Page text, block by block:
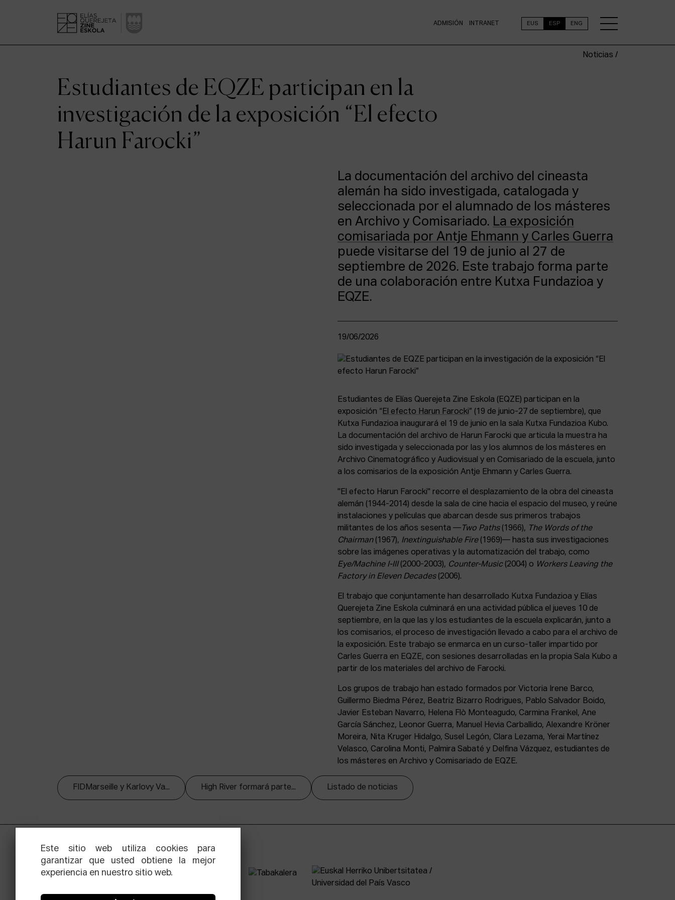
ADMISIÓN INTRANET EUS ESP ENG
Noticias /
Estudiantes de EQZE participan en la
investigación de la exposición “El efecto
Harun Farocki”
La documentación del archivo del cineasta
alemán ha sido investigada, catalogada y
seleccionada por el alumnado de los másteres
en Archivo y Comisariado. La exposición
comisariada por Antje Ehmann y Carles Guerra
puede visitarse del 19 de junio al 27 de
septiembre de 2026. Este trabajo forma parte
de una colaboración entre Kutxa Fundazioa y
EQZE.
19/06/2026
Estudiantes de Elías Querejeta Zine Eskola (EQZE) participan en la
exposición “ El efecto Harun Farocki” (19 de junio-27 de septiembre), que
Kutxa Fundazioa inaugurará el 19 de junio en la sala Kutxa Fundazioa Kubo.
La documentación del archivo de Harun Farocki que articula la muestra ha
sido investigada y seleccionada por las y los alumnos de los másteres en
Archivo Cinematográfico y Audiovisual y en Comisariado de la escuela, junto
a los comisarios de la exposición Antje Ehmann y Carles Guerra.
"El efecto Harun Farocki" recorre el desplazamiento de la obra del cineasta
alemán (1944-2014) desde la sala de cine hacia el espacio del museo, y reúne
instalaciones y películas que abarcan desde sus primeros trabajos
militantes de los años sesenta — Two Paths(1966), The Words of the
Chairman(1967), Inextinguishable Fire(1969)— hasta sus investigaciones
sobre las imágenes operativas y la automatización del trabajo, como
Eye/Machine I-III(2000-2003), Counter-Music(2004) o
Workers Leaving the
Factory in Eleven Decades(2006).
El trabajo que conjuntamente han desarrollado Kutxa Fundazioa y Elías
Querejeta Zine Eskola culminará en una actividad pública el jueves 10 de
septiembre, en la que las y los estudiantes de la escuela explicarán, junto a
los comisarios, el proceso de investigación llevado a cabo para el archivo de
la exposición. Este trabajo se enmarca en un curso-taller impartido por
Carles Guerra en EQZE, con sesiones desarrolladas en la propia Sala Kubo a
partir de los materiales del archivo de Farocki.
Los grupos de trabajo han estado formados por Victoria Irene Barco,
Guillermo Biedma Pérez, Beatriz Bizarro Rodrigues, Pablo Salvador Boido,
Javier Esteban Navarro, Helena Flò Monteagudo, Carmina Frankel, Ane
García Sánchez, Leonor Guerra, Manuel Hevia Carballido, Alexandre Kröner
Moreira, Nita Kruger Hidalgo, Susel Legón, Clara Lezama, Yerai Martínez
Velasco, Carolina Monti, Palmira Sabaté y Delfina Vázquez, estudiantes de
los másteres en Archivo y Comisariado de EQZE.
FIDMarseille y Karlovy Va... High River formará parte... Listado de noticias
Este sitio web utiliza cookies para
garantizar que usted obtiene la mejor
experiencia en nuestro sitio web.